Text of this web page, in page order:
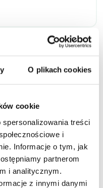
O plikach cookies
cookie
treści
i
Informacje o tym, jak
partnerom
i analitycznym.
z innymi danymi
doradcom prośbę o
roboczego.